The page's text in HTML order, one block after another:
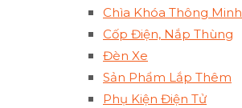
Chìa Khóa Thông Minh
Cốp Điện, Nắp Thùng
Đèn Xe
Sản Phẩm Lắp Thêm
Phụ Kiện Điện Tử